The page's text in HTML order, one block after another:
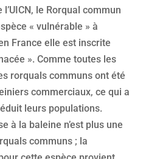
le Rorqual commun
« vulnérable » à
France elle est inscrite
». Comme toutes les
rorquals communs ont été
commerciaux, ce qui a
leurs populations.
à la baleine n’est plus une
communs ; la